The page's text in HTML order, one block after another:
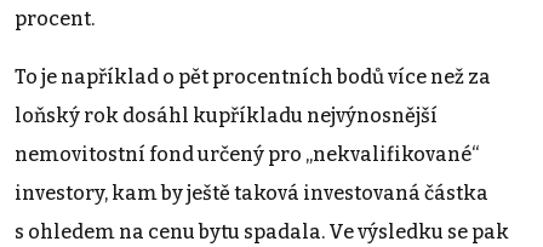
procent.
To je například o pět procentních bodů více než za
loňský rok dosáhl kupříkladu nejvýnosnější
nemovitostní fond určený pro „nekvalifikované“
investory, kam by ještě taková investovaná částka
s ohledem na cenu bytu spadala. Ve výsledku se pak